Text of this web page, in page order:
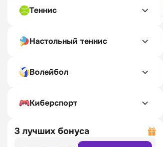
Теннис
Настольный теннис
Волейбол
Киберспорт
3 лучших бонуса